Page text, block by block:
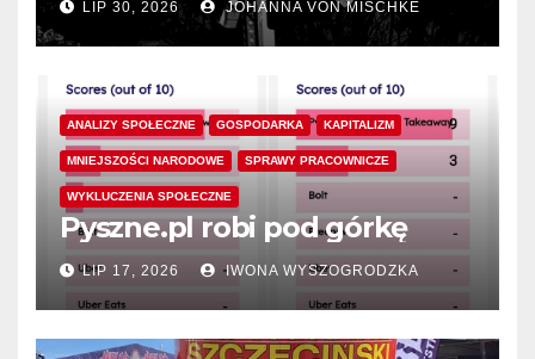
LIP 30, 2026 JOHANNA VON MISCHKE
ANALIZY SPOŁECZNE GOSPODARKA KAPITALIZM
MNIEJSZOŚCI NARODOWE SPRAWY PRACOWNICZE
WYKLUCZENIA SPOŁECZNE
Pyszne.pl robi pod górkę
LIP 17, 2026 IWONA WYSZOGRODZKA